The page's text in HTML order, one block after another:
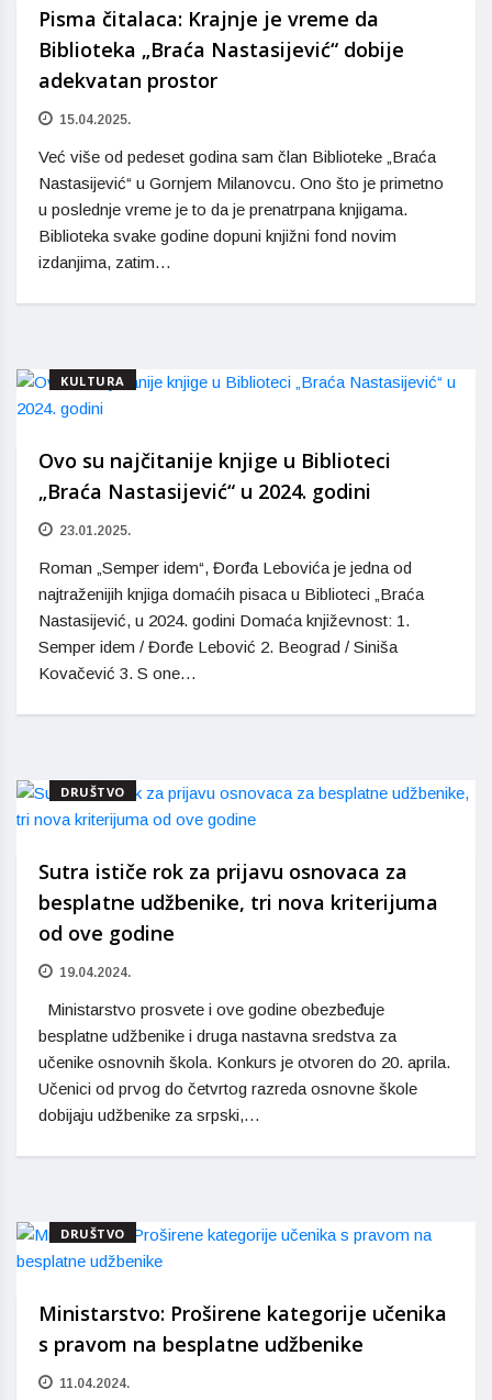
Pisma čitalaca: Krajnje je vreme da
Biblioteka „Braća Nastasijević“ dobije
adekvatan prostor
15.04.2025.
Već više od pedeset godina sam član Biblioteke „Braća
Nastasijević“ u Gornjem Milanovcu. Ono što je primetno
u poslednje vreme je to da je prenatrpana knjigama.
Biblioteka svake godine dopuni knjižni fond novim
izdanjima, zatim…
KULTURA
Ovo su najčitanije knjige u Biblioteci
„Braća Nastasijević“ u 2024. godini
23.01.2025.
Roman „Semper idem“, Đorđa Lebovića je jedna od
najtraženijih knjiga domaćih pisaca u Biblioteci „Braća
Nastasijević, u 2024. godini Domaća književnost: 1.
Semper idem / Đorđe Lebović 2. Beograd / Siniša
Kovačević 3. S one…
DRUŠTVO
Sutra ističe rok za prijavu osnovaca za
besplatne udžbenike, tri nova kriterijuma
od ove godine
19.04.2024.
Ministarstvo prosvete i ove godine obezbeđuje
besplatne udžbenike i druga nastavna sredstva za
učenike osnovnih škola. Konkurs je otvoren do 20. aprila.
Učenici od prvog do četvrtog razreda osnovne škole
dobijaju udžbenike za srpski,…
DRUŠTVO
Ministarstvo: Proširene kategorije učenika
s pravom na besplatne udžbenike
11.04.2024.